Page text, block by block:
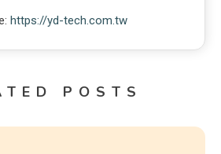
https://yd-tech.com.tw
POSTS